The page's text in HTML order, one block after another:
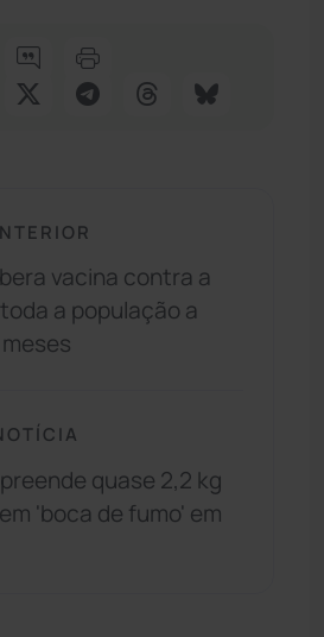
vacina contra a
a população a
quase 2,2 kg
'boca de fumo' em